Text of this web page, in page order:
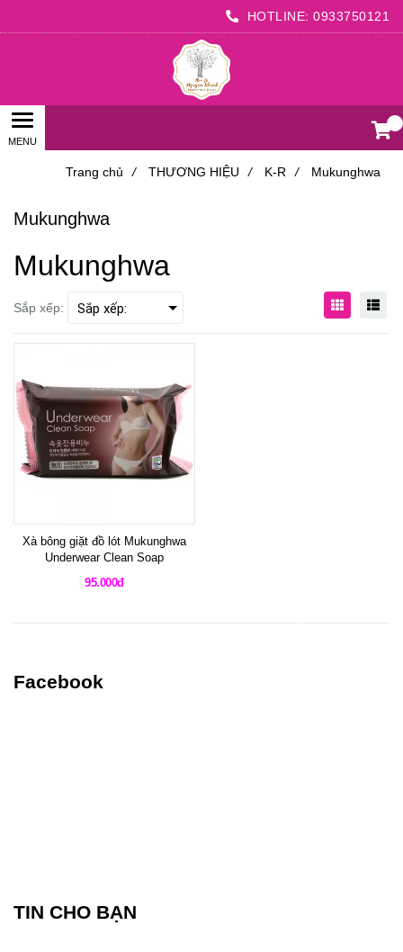
HOTLINE: 0933750121
Trang chủ / THƯƠNG HIỆU / K-R / Mukunghwa
Mukunghwa
Mukunghwa
Sắp xếp:
Xà bông giặt đồ lót Mukunghwa
Underwear Clean Soap
95.000đ
Facebook
TIN CHO BẠN